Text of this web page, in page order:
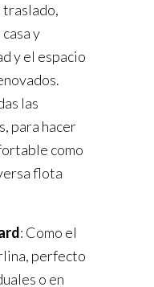
traslado,
y
y el espacio
las
para hacer
como
flota
: Como el
perfecto
o en